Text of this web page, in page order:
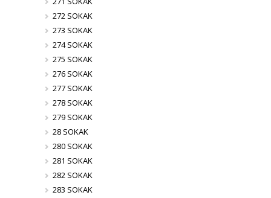
272 SOKAK
273 SOKAK
274 SOKAK
275 SOKAK
276 SOKAK
277 SOKAK
278 SOKAK
279 SOKAK
28 SOKAK
280 SOKAK
281 SOKAK
282 SOKAK
283 SOKAK